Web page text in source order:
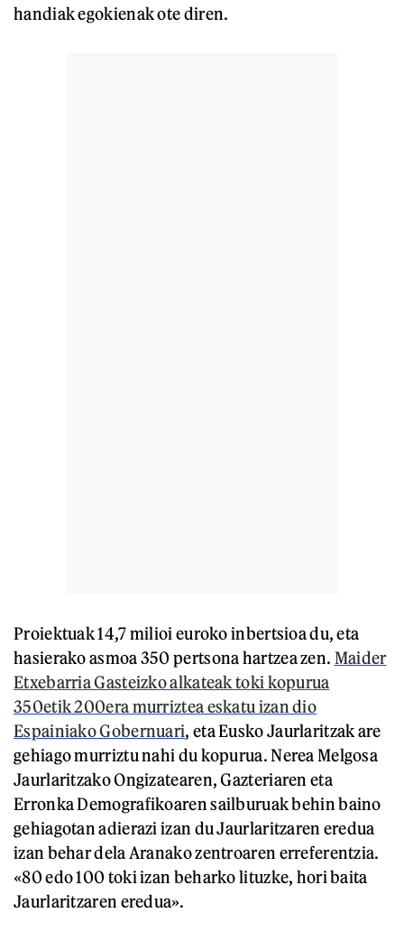
handiak egokienak ote diren.
Proiektuak 14,7 milioi euroko inbertsioa du, eta
hasierako asmoa 350 pertsona hartzea zen. Maider
Etxebarria Gasteizko alkateak toki kopurua
350etik 200era murriztea eskatu izan dio
Espainiako Gobernuari, eta Eusko Jaurlaritzak are
gehiago murriztu nahi du kopurua. Nerea Melgosa
Jaurlaritzako Ongizatearen, Gazteriaren eta
Erronka Demografikoaren sailburuak behin baino
gehiagotan adierazi izan du Jaurlaritzaren eredua
izan behar dela Aranako zentroaren erreferentzia.
«80 edo 100 toki izan beharko lituzke, hori baita
Jaurlaritzaren eredua».